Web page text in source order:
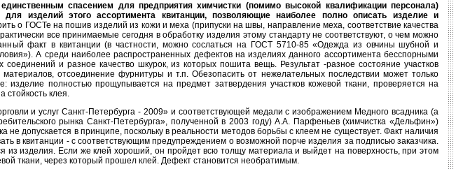
спасением для предприятия химчистки (помимо высокой квалификации персонала)
для изделий этого ассортимента квитанции, позволяющие наиболее полно описать изделие и
о ГОСТе на пошив изделий из кожи и меха (припуски на швы, направление меха, соответствие качества
все принимаемые сегодня в обработку изделия этому стандарту не соответствуют, о чем можно
факт в квитанции (в частности, можно сослаться на ГОСТ 5710-85 «Одежда из овчины шубной и
А среди наиболее распространенных дефектов на изделиях данного ассортимента бесспорными
соединений и разное качество шкурок, из которых пошита вещь. Результат -разное состояние участков
материалов, отсоединение фурнитуры и т.п. Обезопасить от нежелательных последствии может только
изделие полностью прощупывается на предмет затвердения участков кожевой ткани, проверяется на
стойкость клея.
и услуг Санкт-Петербурга - 2009» и соответствующей медали с изображением Медного всадника (а
рынка Санкт-Петербурга», полученной в 2003 году) А.А. Парфеньев (химчистка «Дельфин»)
не допускается в принципе, поскольку в реальности методов борьбы с клеем не существует. Факт наличия
в квитанции - с соответствующим предупреждением о возможной порче изделия за подписью заказчика.
из изделия. Если же клей хороший, он пройдет всю толщу материала и выйдет на поверхность, при этом
ткани, через который прошел клей. Дефект становится необратимым.